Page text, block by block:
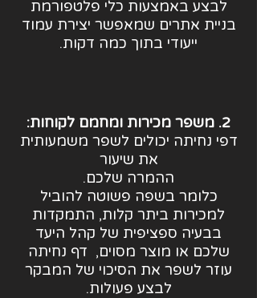
לבצע באמצעות כלי פלטפורמת
בניית אתרים שמאפשר יצירת עמוד
ייעודי בתוך כמה דקות.
2. משפר מכירות ומחמם לקוחות:
דפי נחיתה יכולים לשפר משמעותית
את שיעור
ההמרה שלכם.
כלומר בשפה פשוטה להוביל
למכירות ביתר קלות, התמקדות
בבעיה ספציפית של קהל היעד
שלכם או מוצר מסוים, דף נחיתה
עוזר לשפר את הסיכוי של המבקר
לבצע פעולות.